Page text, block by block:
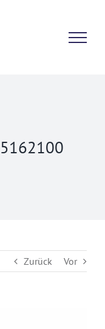
Zurück Vor